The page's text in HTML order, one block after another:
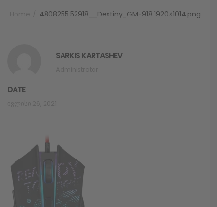
4808255.52918__Destiny_GM-918.1920×1014.png
SARKIS KARTASHEV
DATE